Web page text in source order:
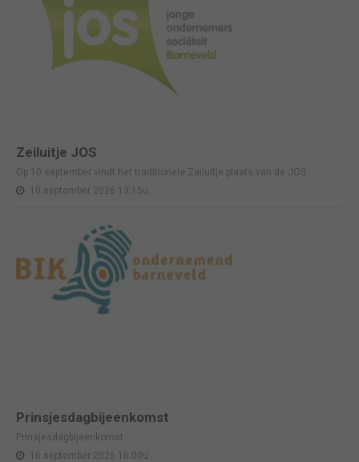
Zeiluitje JOS
Op 10 september vindt het traditionele Zeiluitje plaats van de JOS.
10 september 2026 13:15u
Prinsjesdagbijeenkomst
Prinsjesdagbijeenkomst
16 september 2026 16:00u